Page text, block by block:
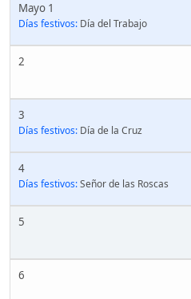
Mayo 1
Días festivos: Día del Trabajo
2
3
Días festivos: Día de la Cruz
4
Días festivos:Señor de las Roscas
5
6